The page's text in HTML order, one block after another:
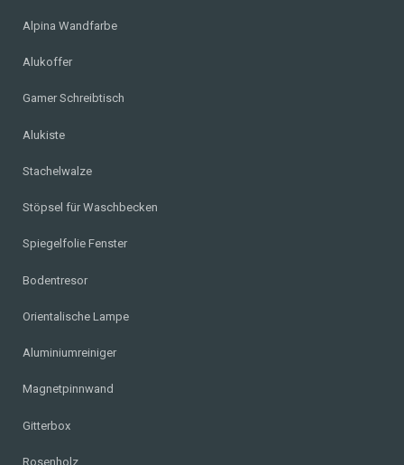
Alpina Wandfarbe
Alukoffer
Gamer Schreibtisch
Alukiste
Stachelwalze
Stöpsel für Waschbecken
Spiegelfolie Fenster
Bodentresor
Orientalische Lampe
Aluminiumreiniger
Magnetpinnwand
Gitterbox
Rosenholz